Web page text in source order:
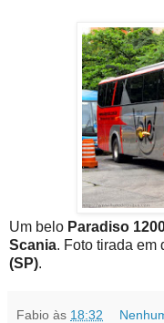
Um belo Paradiso
Scania. Foto tirada em
(SP).
Fabio às 18:32